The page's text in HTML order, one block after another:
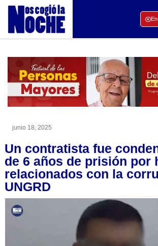
junio 18, 2025
Un contratista fue
de 6 años de prisión por
relacionados con la
UNGRD